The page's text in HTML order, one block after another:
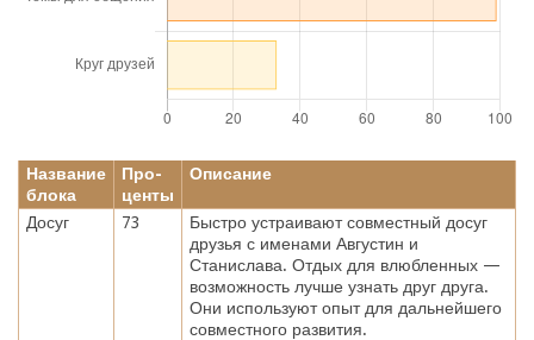
Название
блока
Про-
центы
Описание
Досуг 73
Быстро устраивают совместный досуг
друзья с именами Августин и
Станислава. Отдых для влюбленных —
возможность лучше узнать друг друга.
Они используют опыт для дальнейшего
совместного развития.